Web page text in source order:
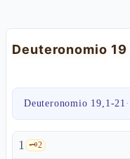
Deuteronomio 19,1-21 ·
1 🗝️2